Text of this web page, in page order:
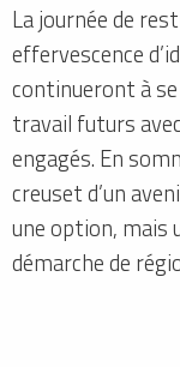
La journée de
effervescence
continueront à
travail futurs
engagés. En
creuset d’un
une option, mais
démarche de